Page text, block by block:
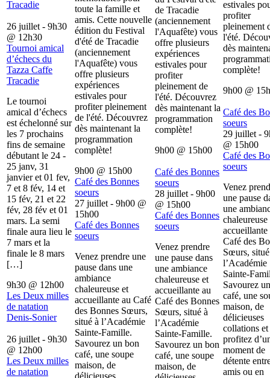
Tracadie
26 juillet - 9h30
@ 12h30
Tournoi amical
d’échecs du
Tazza Caffe
Tracadie
Le tournoi
amical d’échecs
est échelonné sur
les 7 prochains
fins de semaine
débutant le 24 -
25 janv, 31
janvier et 01 fev,
7 et 8 fév, 14 et
15 fév, 21 et 22
fév, 28 fév et 01
mars. La semi
finale aura lieu le
7 mars et la
finale le 8 mars
[…]
9h30 @ 12h00
Les Deux milles
de natation
Denis-Sonier
26 juillet - 9h30
@ 12h00
Les Deux milles
de natation
toute la famille et
amis. Cette nouvelle
édition du Festival
d'été de Tracadie
(anciennement
l'Aquafête) vous
offre plusieurs
expériences
estivales pour
profiter pleinement
de l'été. Découvrez
dès maintenant la
programmation
complète!
9h00 @ 15h00
Café des Bonnes
soeurs
27 juillet - 9h00 @
15h00
Café des Bonnes
soeurs
Venez prendre une
pause dans une
ambiance
chaleureuse et
accueillante au Café
des Bonnes Sœurs,
situé à l’Académie
Sainte-Famille.
Savourez un bon
café, une soupe
maison, de
de Tracadie
(anciennement
l'Aquafête) vous
offre plusieurs
expériences
estivales pour
profiter
pleinement de
l'été. Découvrez
dès maintenant la
programmation
complète!
9h00 @ 15h00
Café des Bonnes
soeurs
28 juillet - 9h00
@ 15h00
Café des Bonnes
soeurs
Venez prendre
une pause dans
une ambiance
chaleureuse et
accueillante au
Café des Bonnes
Sœurs, situé à
l’Académie
Sainte-Famille.
Savourez un bon
café, une soupe
maison, de
estivales
profiter
pleinement
l'été.
dès
complète!
9h00 @
Café des
soeurs
29 juillet -
@ 15h00
Café des
soeurs
Venez
une pause
une
chaleureuse
accueillante
Café des
Sœurs,
l’Académie
Sainte-
Savourez
café, une
maison, de
délicieuses
collations et
profitez
moment de
détente
amis ou en